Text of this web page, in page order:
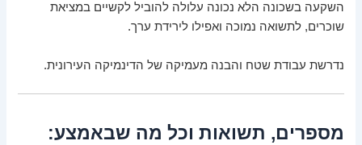
השקעה בשכונה הלא נכונה עלולה להוביל לקשיים במציאת
שוכרים, לתשואה נמוכה ואפילו לירידת ערך.
נדרשת עבודת שטח והבנה מעמיקה של הדינמיקה העירונית.
מספרים, תשואות וכל מה שבאמצע: